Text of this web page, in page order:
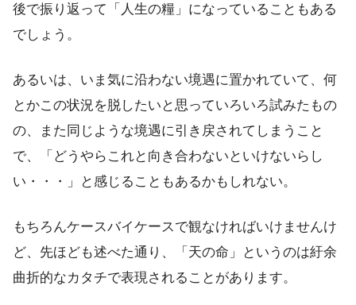
後で振り返って「人生の糧」になっていることもある
でしょう。
あるいは、いま気に沿わない境遇に置かれていて、何
とかこの状況を脱したいと思っていろいろ試みたもの
の、また同じような境遇に引き戻されてしまうこと
で、「どうやらこれと向き合わないといけないらし
い・・・」と感じることもあるかもしれない。
もちろんケースバイケースで観なければいけませんけ
ど、先ほども述べた通り、「天の命」というのは紆余
曲折的なカタチで表現されることがあります。